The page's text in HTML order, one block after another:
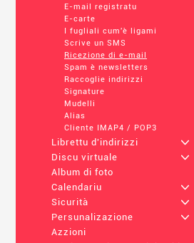
E-mail registratu
E-carte
I fugliali cum'è ligami
Scrive un SMS
Ricezione di e-mail
Spam è newsletters
Raccoglie indirizzi
Signature
Mudelli
Alias
Cliente IMAP4 / POP3
Librettu d'indirizzi
+
Discu virtuale
+
Album di foto
Calendariu
+
Sicurità
+
Persunalizazione
+
Azzioni